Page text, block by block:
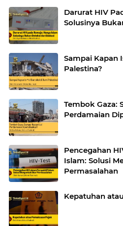
Darurat HIV
Solusinya
Sampai Kapan
Palestina?
Tembok Gaza:
Perdamaian
Pencegahan
Islam: Solusi
Permasalahan
Kepatuhan